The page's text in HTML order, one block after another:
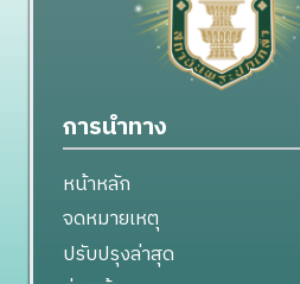
การนำทาง
หน้าหลัก
จดหมายเหตุ
ปรับปรุงล่าสุด